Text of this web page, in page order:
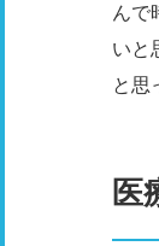
んで
いと
と思
医